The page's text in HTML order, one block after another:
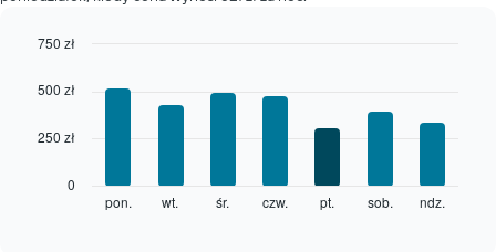
Wykres
chart
bars.
Poniższy
graphic.
pon. wt. śr. czw. pt. sob. ndz.
0
250 zł
500 zł
750 zł